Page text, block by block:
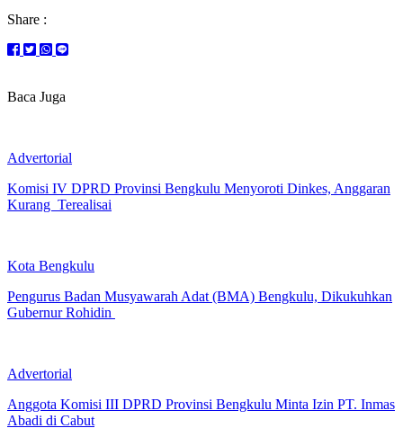
Share :
Baca Juga
Advertorial
Komisi IV DPRD Provinsi Bengkulu Menyoroti Dinkes, Anggaran
Kurang Terealisai
Kota Bengkulu
Pengurus Badan Musyawarah Adat (BMA) Bengkulu, Dikukuhkan
Gubernur Rohidin
Advertorial
Anggota Komisi III DPRD Provinsi Bengkulu Minta Izin PT. Inmas
Abadi di Cabut